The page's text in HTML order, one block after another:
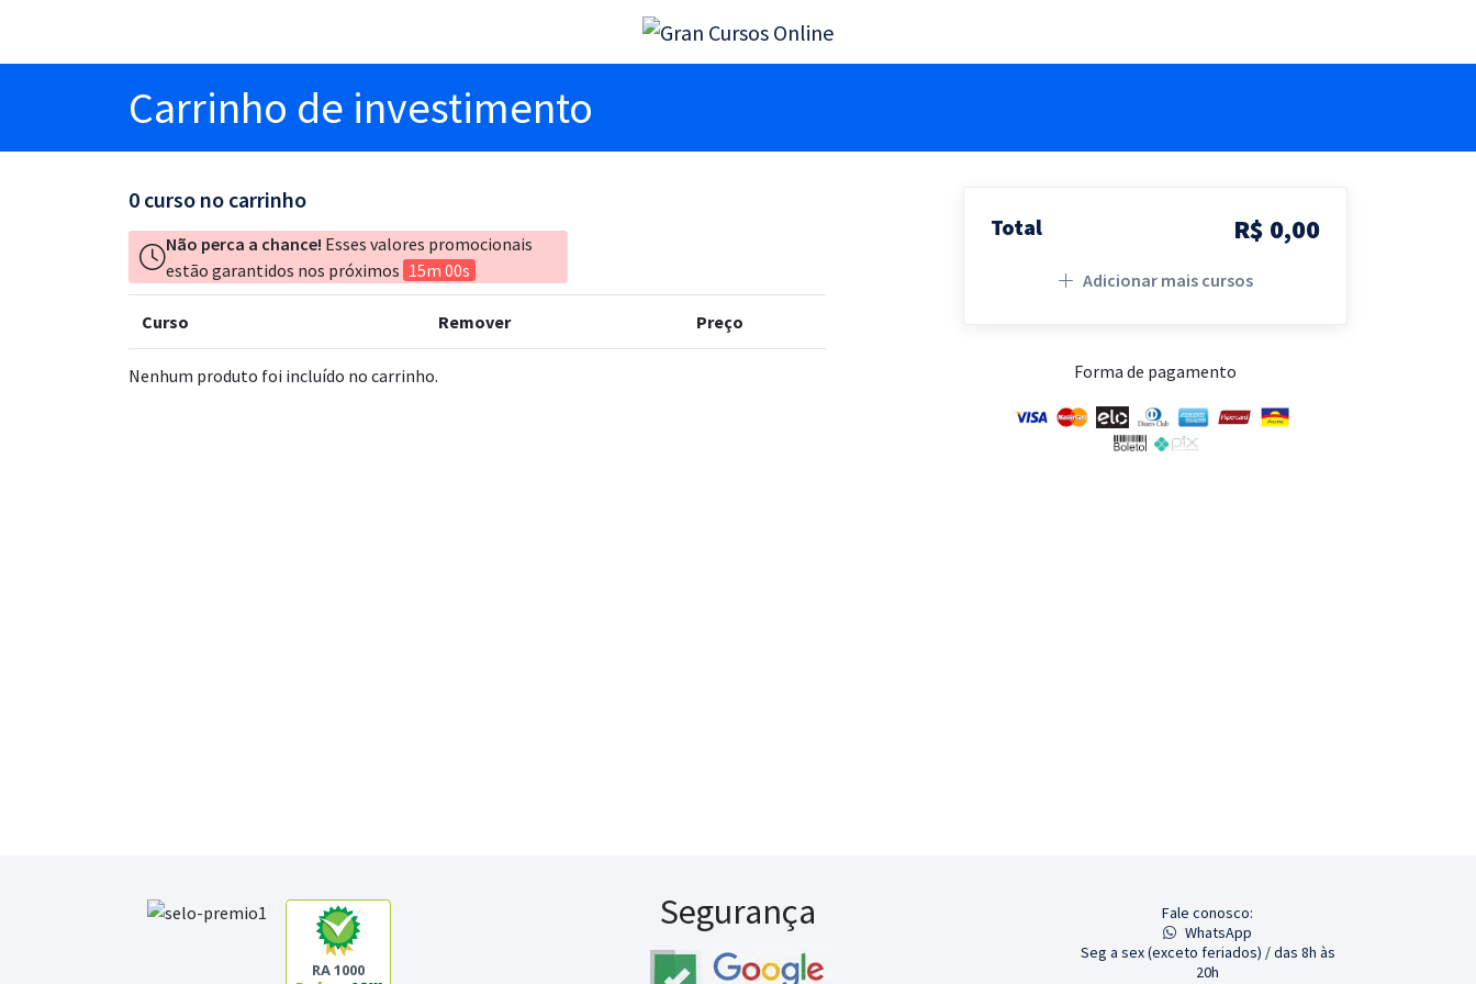
Carrinho de investimento
0 curso no carrinho
Não perca a chance! Esses valores promocionais
estão garantidos nos próximos 15m 00s
Curso Remover Preço
Nenhum produto foi incluído no carrinho.
Total R$ 0,00
Adicionar mais cursos
Forma de pagamento
RA 1000
Segurança
Fale conosco:
WhatsApp
Seg a sex (exceto feriados) / das 8h às
20h